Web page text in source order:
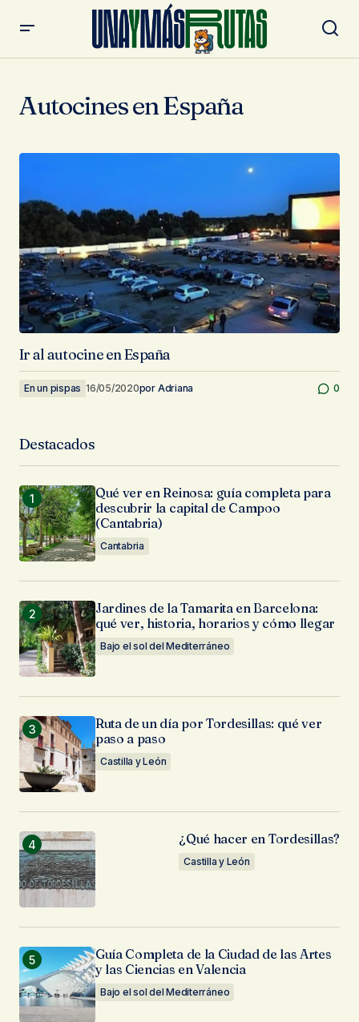
Autocines en España
Ir al autocine en España
En un pispas 16/05/2020por Adriana 0
Destacados
Qué ver en Reinosa: guía completa para
descubrir la capital de Campoo
(Cantabria)
Cantabria
Jardines de la Tamarita en Barcelona:
qué ver, historia, horarios y cómo llegar
Bajo el sol del Mediterráneo
Ruta de un día por Tordesillas: qué ver
paso a paso
Castilla y León
¿Qué hacer en Tordesillas?
Castilla y León
Guía Completa de la Ciudad de las Artes
y las Ciencias en Valencia
Bajo el sol del Mediterráneo